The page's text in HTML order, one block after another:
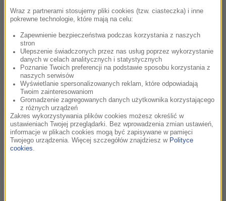
Jak tłumaczy Fennell w rozmowie z BBC, zaproponowała
aktorowi tę rolę już na planie swojego poprzedniego filmu,
skandalizującego „Saltburn”, w którym wystąpił w jednej z
głównych ról. Jej zdaniem, Elordi wygląda dokładnie tak samo
jak Heathcliff na ilustracji z wydania książki Bronte, którą
czytała po raz pierwszy. Dokładając do tego fakt, że zdaniem
Fennell, Elordi jest „bardzo zaskakującym aktorem”, taki
właśnie casting wydawał się dla niej idealny.
Równie zaskakującą aktorką jest dla niej Margot Robbie.
„Margot nie jest podobna do nikogo, kogo kiedykolwiek
spotkałam. I właśnie tak samo czułam w przypadku Cathy.
Jest piękna, jest zaskakująca, jest typem osoby, której,
Wraz z partnerami stosujemy pliki cookies (tzw. ciasteczka) i inne
pokrewne technologie, które mają na celu:
Zapewnienie bezpieczeństwa podczas korzystania z naszych
stron
Ulepszenie świadczonych przez nas usług poprzez wykorzystanie
danych w celach analitycznych i statystycznych
Poznanie Twoich preferencji na podstawie sposobu korzystania z
naszych serwisów
Wyświetlanie spersonalizowanych reklam, które odpowiadają
Twoim zainteresowaniom
Gromadzenie zagregowanych danych użytkownika korzystającego
z różnych urządzeń
Zakres wykorzystywania plików cookies możesz określić w
ustawieniach Twojej przeglądarki. Bez wprowadzenia zmian ustawień,
informacje w plikach cookies mogą być zapisywane w pamięci
Twojego urządzenia. Więcej szczegółów znajdziesz w Polityce
cookies.